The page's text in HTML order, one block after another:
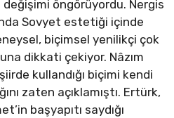
öngörüyordu. Nergis
Sovyet estetiği içinde
biçimsel yenilikçi çok
dikkati çekiyor. Nâzım
kullandığı biçimi kendi
zaten açıklamıştı. Ertürk,
başyapıtı saydığı